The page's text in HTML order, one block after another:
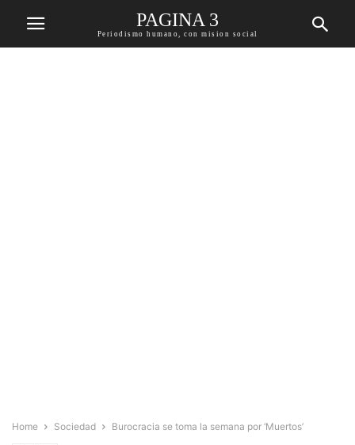
PAGINA 3
Periodismo humano, con mision social
Home Sociedad Burocracia se toma la semana por ‘Muertos’